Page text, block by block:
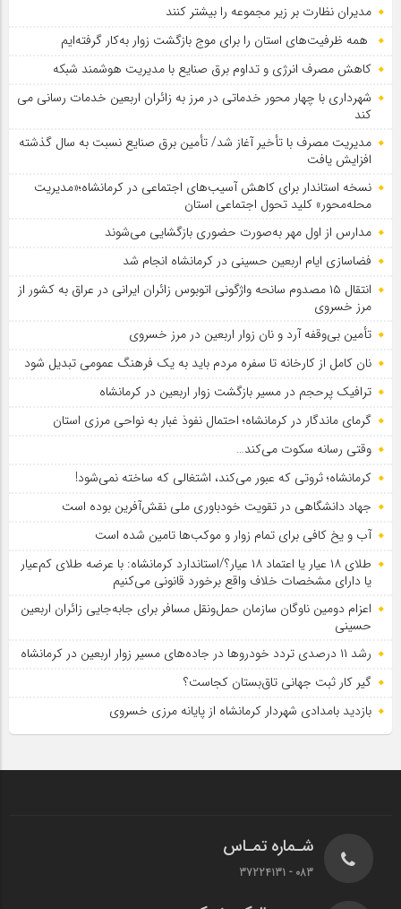
مدیران نظارت بر زیر مجموعه را بیشتر کنند
همه ظرفیت‌های استان را برای موج بازگشت زوار به‌کار گرفته‌ایم
کاهش مصرف انرژی و تداوم برق صنایع با مدیریت هوشمند شبکه
شهرداری با چهار محور خدماتی در مرز به زائران اربعین خدمات رسانی می
کند
مدیریت مصرف با تأخیر آغاز شد/ تأمین برق صنایع نسبت به سال گذشته
افزایش یافت
نسخه استاندار برای کاهش آسیب‌های اجتماعی در کرمانشاه؛«مدیریت
محله‌محور» کلید تحول اجتماعی استان
مدارس از اول مهر به‌صورت حضوری بازگشایی می‌شوند
فضاسازی ایام اربعین حسینی در کرمانشاه انجام شد
انتقال ۱۵ مصدوم سانحه واژگونی اتوبوس زائران ایرانی در عراق به کشور از
مرز خسروی
تأمین بی‌وقفه آرد و نان زوار اربعین در مرز خسروی
نان کامل از کارخانه تا سفره مردم باید به یک فرهنگ عمومی تبدیل شود
ترافیک پرحجم در مسیر بازگشت زوار اربعین در کرمانشاه
گرمای ماندگار در کرمانشاه؛ احتمال نفوذ غبار به نواحی مرزی استان
وقتی رسانه سکوت می‌کند…
کرمانشاه؛ ثروتی که عبور می‌کند، اشتغالی که ساخته نمی‌شود!
جهاد دانشگاهی در تقویت خودباوری ملی نقش‌آفرین بوده است
آب و یخ کافی برای تمام زوار و موکب‌ها تامین شده است
طلای ۱۸ عیار یا اعتماد ۱۸ عیار؟/استاندارد کرمانشاه: با عرضه طلای کم‌عیار
یا دارای مشخصات خلاف واقع برخورد قانونی می‌کنیم
اعزام دومین ناوگان سازمان حمل‌ونقل مسافر برای جابه‌جایی زائران اربعین
حسینی
رشد ۱۱ درصدی تردد خودروها در جاده‌های مسیر زوار اربعین در کرمانشاه
گیر کار ثبت جهانی تاق‌بستان کجاست؟
بازدید بامدادی شهردار کرمانشاه از پایانه مرزی خسروی
شـماره تمـاس
083 - 37224131